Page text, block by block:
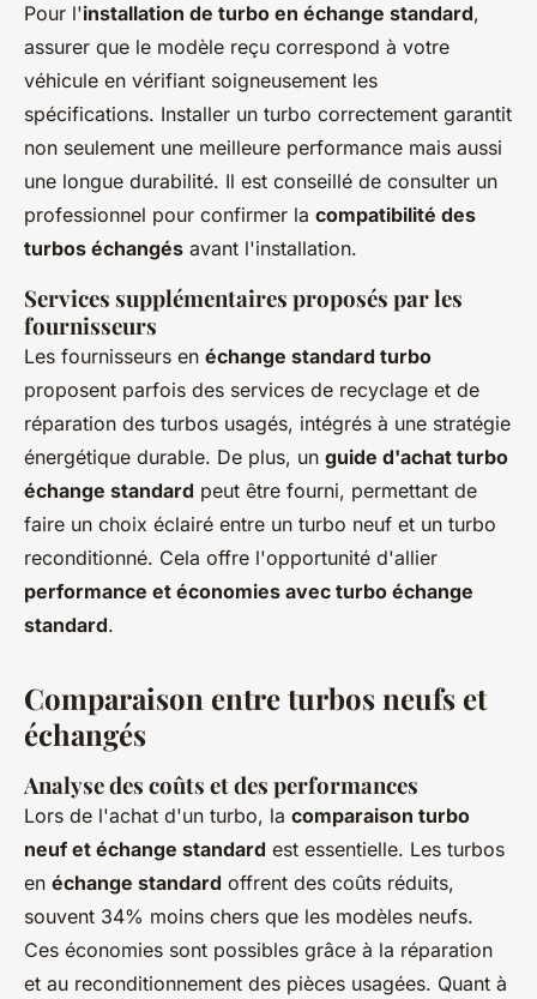
Pour l'installation de turbo en échange standard,
assurer que le modèle reçu correspond à votre
véhicule en vérifiant soigneusement les
spécifications. Installer un turbo correctement garantit
non seulement une meilleure performance mais aussi
une longue durabilité. Il est conseillé de consulter un
professionnel pour confirmer la compatibilité des
turbos échangés avant l'installation.
Services supplémentaires proposés par les
fournisseurs
Les fournisseurs en échange standard turbo
proposent parfois des services de recyclage et de
réparation des turbos usagés, intégrés à une stratégie
énergétique durable. De plus, un guide d'achat turbo
échange standard peut être fourni, permettant de
faire un choix éclairé entre un turbo neuf et un turbo
reconditionné. Cela offre l'opportunité d'allier
performance et économies avec turbo échange
standard.
Comparaison entre turbos neufs et
échangés
Analyse des coûts et des performances
Lors de l'achat d'un turbo, la comparaison turbo
neuf et échange standard est essentielle. Les turbos
en échange standard offrent des coûts réduits,
souvent 34% moins chers que les modèles neufs.
Ces économies sont possibles grâce à la réparation
et au reconditionnement des pièces usagées. Quant à